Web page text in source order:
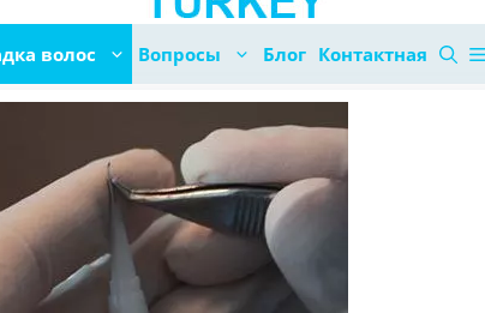
волос Вопросы Блог Контактная